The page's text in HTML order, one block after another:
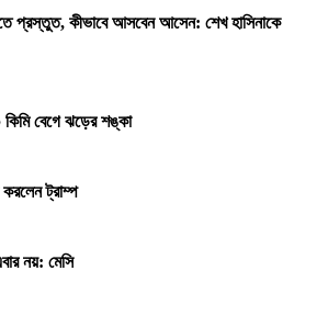
প্রস্তুত, কীভাবে আসবেন আসেন: শেখ হাসিনাকে
বেগে ঝড়ের শঙ্কা
করলেন ট্রাম্প
নয়: মেসি